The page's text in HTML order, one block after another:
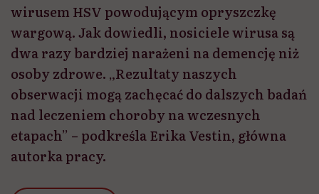
wirusem HSV powodującym opryszczkę
wargową. Jak dowiedli, nosiciele wirusa są
dwa razy bardziej narażeni na demencję niż
osoby zdrowe. „Rezultaty naszych
obserwacji mogą zachęcać do dalszych badań
nad leczeniem choroby na wczesnych
etapach” – podkreśla Erika Vestin, główna
autorka pracy.